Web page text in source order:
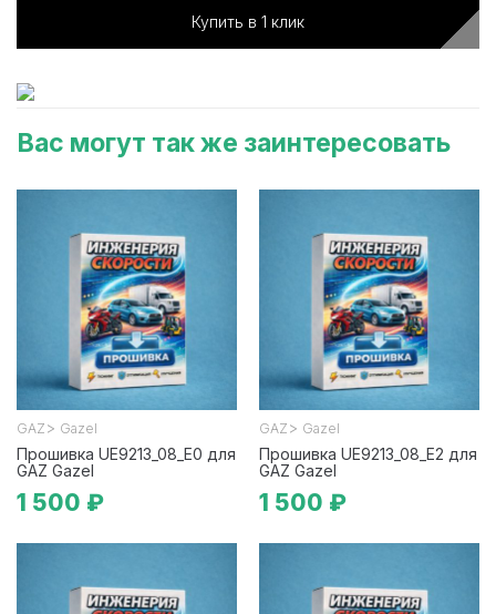
Купить в 1 клик
Вас могут так же заинтересовать
GAZ > Gazel
Прошивка UE9213_08_E0 для
GAZ Gazel
1 500 ₽
GAZ > Gazel
Прошивка UE9213_08_E2 для
GAZ Gazel
1 500 ₽